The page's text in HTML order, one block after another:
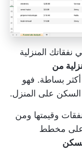
نفقاتك المنزلية
من
بساطة. فهو
السكن على المنزل.
وقيمتها ومن
على مخطط